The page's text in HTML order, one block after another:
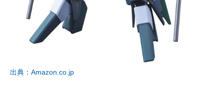
出典：Amazon.co.jp